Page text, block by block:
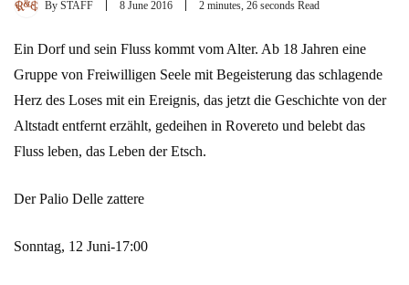
By STAFF 8 June 2016 2 minutes, 26 seconds Read
Ein Dorf und sein Fluss kommt vom Alter. Ab 18 Jahren eine
Gruppe von Freiwilligen Seele mit Begeisterung das schlagende
Herz des Loses mit ein Ereignis, das jetzt die Geschichte von der
Altstadt entfernt erzählt, gedeihen in Rovereto und belebt das
Fluss leben, das Leben der Etsch.
Der Palio Delle zattere
Sonntag, 12 Juni-17:00